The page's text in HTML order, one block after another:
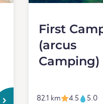
First
(arcus
Camping)
82.1 km 4.5 5.0